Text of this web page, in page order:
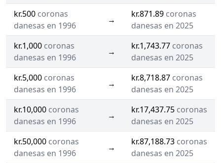
kr.500 coronas
danesas en 1996
→
kr.871.89 coronas
danesas en 2025
kr.1,000 coronas
danesas en 1996
→
kr.1,743.77 coronas
danesas en 2025
kr.5,000 coronas
danesas en 1996
→
kr.8,718.87 coronas
danesas en 2025
kr.10,000 coronas
danesas en 1996
→
kr.17,437.75 coronas
danesas en 2025
kr.50,000 coronas
danesas en 1996
→
kr.87,188.73 coronas
danesas en 2025